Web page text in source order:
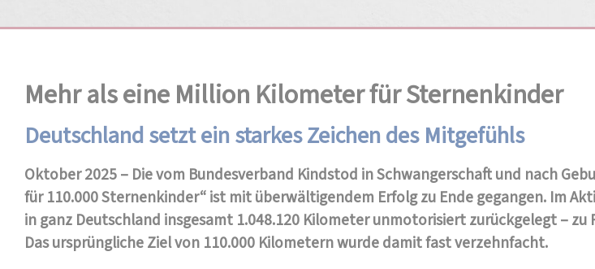
Mehr als eine Million Kilometer für Sternenkinder
Deutschland setzt ein starkes Zeichen des Mitgefühls
Oktober 2025 – Die vom Bundesverband Kindstod in Schwangerschaft und nach
für 110.000 Sternenkinder“ ist mit überwältigendem Erfolg zu Ende gegangen. Im
in ganz Deutschland insgesamt 1.048.120 Kilometer unmotorisiert zurückgelegt – zu
Das ursprüngliche Ziel von 110.000 Kilometern wurde damit fast verzehnfacht.